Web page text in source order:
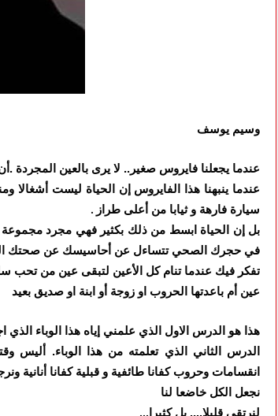
وسيم يوسف
عندما يجعلنا فايروس صغير.. لا يرى بالعين المجردة .أن
عندما ينبهنا هذا الفايروس إن الحياة ليست
سيارة فارهة و ثيابا من أعلى طراز .
بل إن الحياة ابسط من ذلك بكثير فهي مجرد
في حجرك الصحي تتساءل عن أحاسيسك عن صحتك
تفكر فيك عندما تنام كل الأعين لتبقى عين من تحب
عين أم باعدتها الحروب او زوجة أو ابنة او صديق بعيد
هذا هو الدرس الاول الذي علمني إياه هذا الوباء الذي
الدرس الثاني الذي تعلمته من هذا الوباء. أليس
انقسامات وحروب كفانا طائفية و قبلية كفانا أنانية
نجعل الكل خاضعا لنا
لنرتقي قليلا.... بل كثيرا